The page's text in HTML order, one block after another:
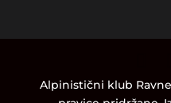
Alpinistični klub